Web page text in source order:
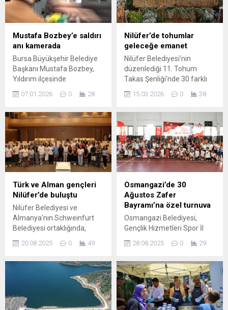
Mustafa Bozbey’e saldırı
anı kamerada
Bursa Büyükşehir Belediye
Başkanı Mustafa Bozbey,
Yıldırım ilçesinde
gerçekleştirdiği halk
buluşması sırasında saldırı
İş başvurusu kabul
edilmediği öğrenilen eski bir
meclis üyesi ve ağabeyinin,
kürsüyü devirerek Başkan
Bozbey’e saldırmaya
çalıştığı anlar kameralar
tarafından saniye saniye
kaydedildi.
07.01.2026 0 28
Nilüfer’de tohumlar
geleceğe emanet
Nilüfer Belediyesi’nin
düzenlediği 11. Tohum
Takas Şenliği’nde 30 farklı
çeşitten toplam 15 bin paket
tohum vatandaşlarla
takasının yanı sıra konserler,
atölyeler ve çeşitli etkinlikler
gerçekleştirildi. Nilüfer
Belediyesi tarafından
düzenlenen 11. Tohum
Takas Şenliği’nde yerel
tohumlar toprakla buluşmak
üzere vatandaşlarla
paylaşıldı. Nilüfer Belediyesi,
Nilüfer Tarımsal Kalkınma
Kooperatifi (NİLKOOP)...
15.03.2026 0 38
Türk ve Alman gençleri
Nilüfer’de buluştu
Nilüfer Belediyesi ve
Almanya’nın Schweinfurt
Belediyesi ortaklığında,
fonlanan “Türkiye –
Programı” kapsamında bir
araya gelen 20 genç, Nilüfer
Belediye Başkanı Şadi
Özdemir ile buluştu. Nilüfer,
20.08.2025 0 49
Osmangazi’de 30
Ağustos Zafer
Bayramı’na özel turnuva
Osmangazi Belediyesi,
Gençlik Hizmetleri Spor İl
Federasyonu Bursa İl
düzenlenen 30 Ağustos
Zafer Bayramı Tenis
Turnuvası başladı. 8 yaş
gurubundaki çocuklar için
28.08.2025 0 29